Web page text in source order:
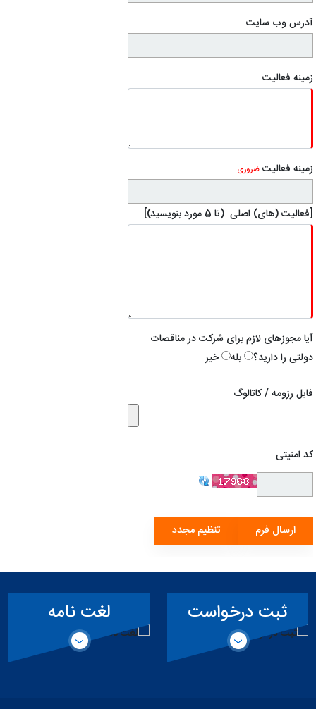
آدرس وب سایت
زمینه فعالیت
زمینه فعالیتضروری
[فعالیت (های) اصلی (تا 5 مورد بنویسید)]
آیا مجوزهای لازم برای شرکت در مناقصات
دولتی را دارید؟
بله خیر
فایل رزومه / کاتالوگ
کد امنیتی
لغت نامه
تخصصی سد
سمفونی کارون